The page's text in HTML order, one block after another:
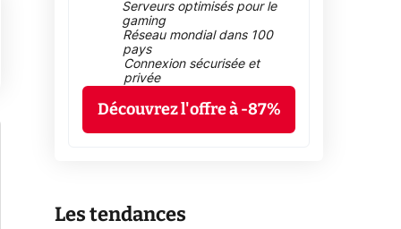
Serveurs optimisés pour le
gaming
Réseau mondial dans 100
pays
Connexion sécurisée et
privée
Découvrez l'offre à -87%
Les tendances